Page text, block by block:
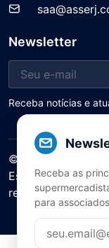
Receba as
para
Newsletter
Receba notícias e
© 2025 ASERJ
Estado do
reservados.
Política